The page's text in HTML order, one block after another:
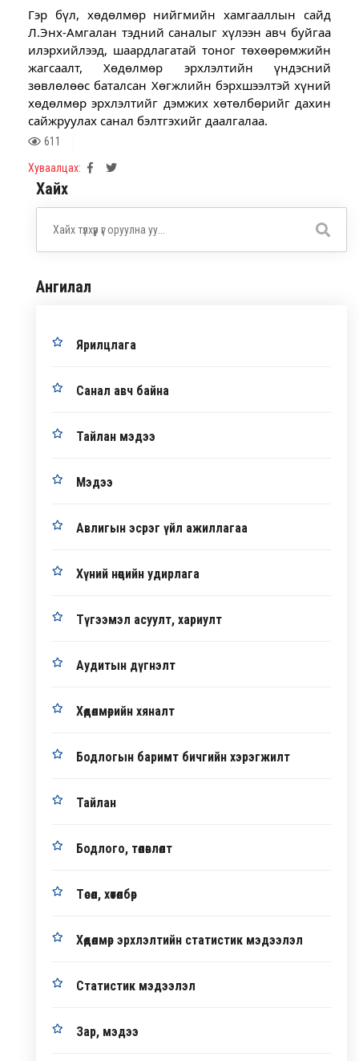
Гэр бүл, хөдөлмөр нийгмийн хамгааллын сайд
Л.Энх-Амгалан тэдний саналыг хүлээн авч буйгаа
илэрхийлээд, шаардлагатай тоног төхөөрөмжийн
жагсаалт, Хөдөлмөр эрхлэлтийн үндэсний
зөвлөлөөс баталсан Хөгжлийн бэрхшээлтэй хүний
хөдөлмөр эрхлэлтийг дэмжих хөтөлбөрийг дахин
сайжруулах санал бэлтгэхийг даалгалаа.
611
Хуваалцах:
Хайх
Ангилал
Ярилцлага
Санал авч байна
Тайлан мэдээ
Мэдээ
Авлигын эсрэг үйл ажиллагаа
Хүний нөөцийн удирлага
Түгээмэл асуулт, хариулт
Аудитын дүгнэлт
Хөдөлмөрийн хяналт
Бодлогын баримт бичгийн хэрэгжилт
Тайлан
Бодлого, төлөвлөлт
Төсөл, хөтөлбөр
Хөдөлмөр эрхлэлтийн статистик мэдээлэл
Статистик мэдээлэл
Зар, мэдээ